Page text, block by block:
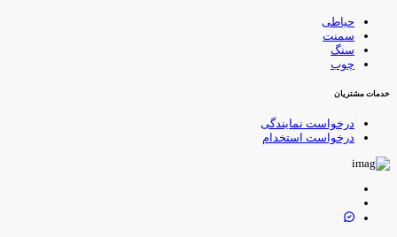
حیاطی
سمنت
سنگ
چوب
مشتریان
درخواست نمایندگی
درخواست استخدام